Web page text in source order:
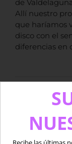
de
Allí nuestro
que haríamos
disco con el
diferencias en
9